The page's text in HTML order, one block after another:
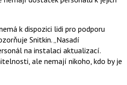
k dispozici lidi pro podporu
Snitkin. „Nasadí
na instalaci aktualizací.
ale nemají nikoho, kdo by je